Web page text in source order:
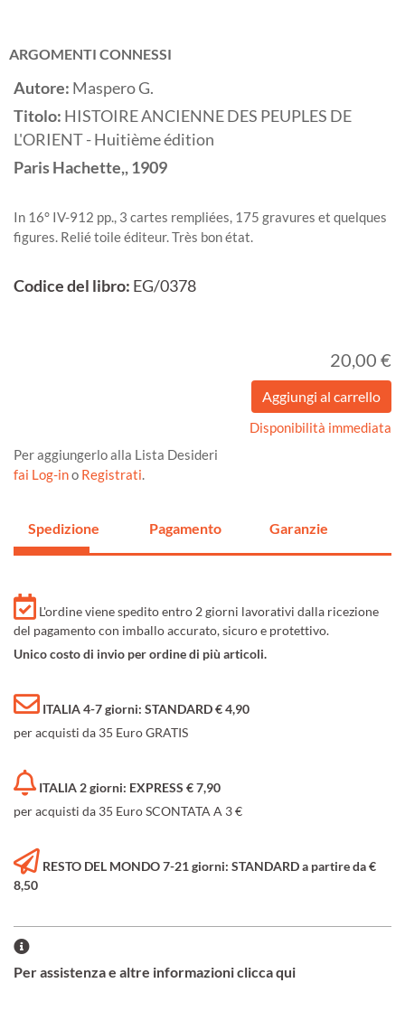
ARGOMENTI CONNESSI
Autore: Maspero G.
Titolo: HISTOIRE ANCIENNE DES PEUPLES DE
L'ORIENT - Huitième édition
ParisHachette,,1909
In 16° IV-912 pp., 3 cartes rempliées, 175 gravures et quelques
figures. Relié toile éditeur. Très bon état.
Codice del libro: EG/0378
20,00 €
Disponibilità immediata
Per aggiungerlo alla Lista Desideri
fai Log-ino Registrati.
Spedizione Pagamento Garanzie
L'ordine viene spedito entro 2 giorni lavorativi dalla ricezione
del pagamento con imballo accurato, sicuro e protettivo.
Unico costo di invio per ordine di più articoli.
ITALIA 4-7 giorni: STANDARD € 4,90
per acquisti da 35 Euro GRATIS
ITALIA 2 giorni: EXPRESS € 7,90
per acquisti da 35 Euro SCONTATA A 3 €
RESTO DEL MONDO 7-21 giorni: STANDARD a partire da €
8,50
Per assistenza e altre informazioni clicca qui